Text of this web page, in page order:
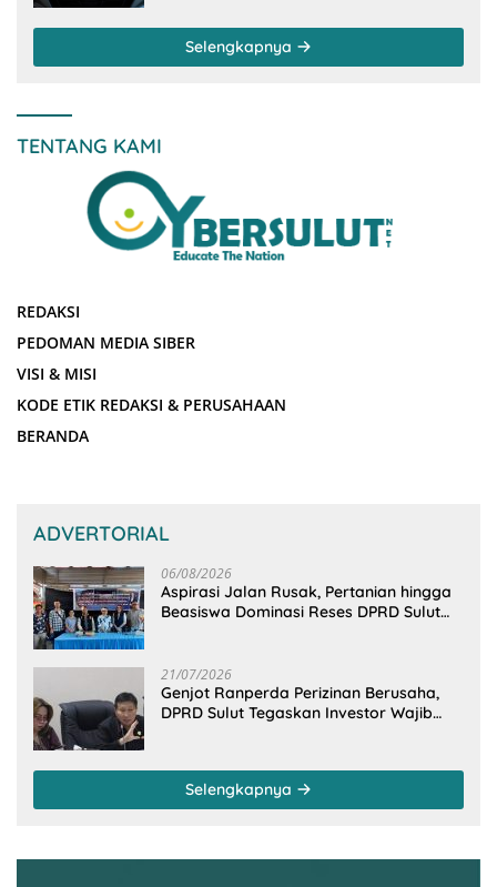
Selengkapnya
TENTANG KAMI
REDAKSI
PEDOMAN MEDIA SIBER
VISI & MISI
KODE ETIK REDAKSI & PERUSAHAAN
BERANDA
ADVERTORIAL
06/08/2026
Aspirasi Jalan Rusak, Pertanian hingga
Beasiswa Dominasi Reses DPRD Sulut
21/07/2026
Genjot Ranperda Perizinan Berusaha,
DPRD Sulut Tegaskan Investor Wajib
Selengkapnya